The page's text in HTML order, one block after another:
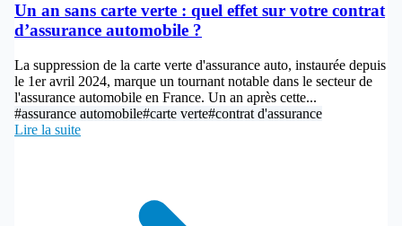
Un an sans carte verte : quel effet sur votre contrat
d’assurance automobile ?
La suppression de la carte verte d'assurance auto, instaurée depuis
le 1er avril 2024, marque un tournant notable dans le secteur de
l'assurance automobile en France. Un an après cette...
#assurance automobile#carte verte#contrat d'assurance
Lire la suite